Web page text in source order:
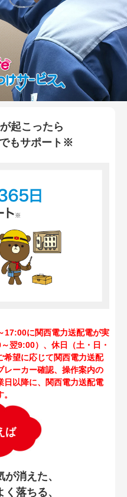
起こったら
もサポート※
に関西電力送配電が実
翌9:00）、休日（土・日・
希望に応じて関西電力送配
レーカー確認、操作案内の
日以降に、関西電力送配電
ば
消えた、
落ちる、